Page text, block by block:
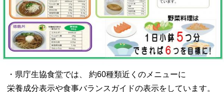
・県庁生協食堂では、 約60種類近くのメニューに
栄養成分表示や食事バランスガイドの表示をしています。